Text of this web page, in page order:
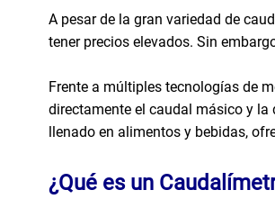
A pesar de la gran variedad de
tener precios elevados. Sin
Frente a múltiples tecnologías de
directamente el caudal másico y la
llenado en alimentos y bebidas,
¿Qué es un